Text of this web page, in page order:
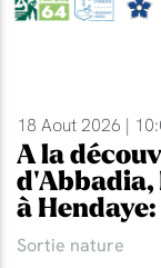
18 Aout 2026 |
A la
d'Abbadia,
à
Sortie nature